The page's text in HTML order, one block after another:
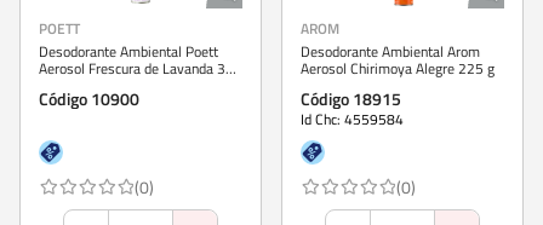
POETT
Desodorante Ambiental Poett
Aerosol Frescura de Lavanda 360
Código 10900
(0)
AROM
Desodorante Ambiental Arom
Aerosol Chirimoya Alegre 225 g
Código 18915
Id Chc: 4559584
(0)